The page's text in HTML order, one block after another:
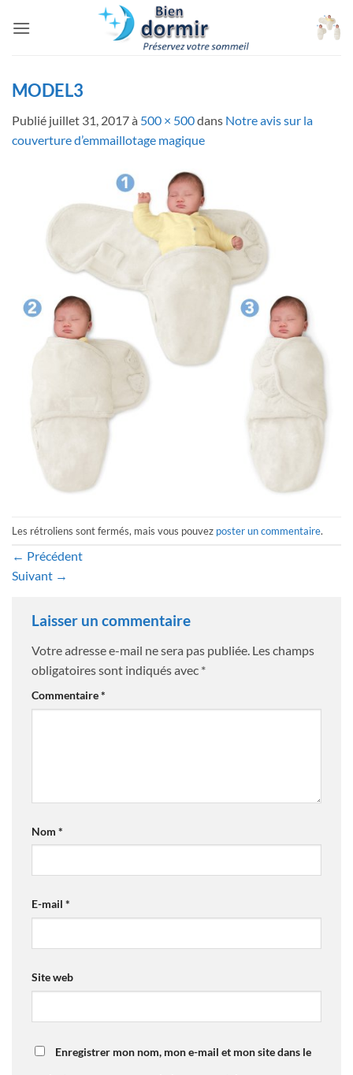
MODEL3
Publié juillet 31, 2017à 500 × 500dans Notre avis sur la
couverture d’emmaillotage magique
Les rétroliens sont fermés, mais vous pouvez poster un commentaire.
← Précédent
Suivant →
Laisser un commentaire
Votre adresse e-mail ne sera pas publiée. Les champs
obligatoires sont indiqués avec *
Commentaire*
Nom *
E-mail *
Site web
Enregistrer mon nom, mon e-mail et mon site dans le